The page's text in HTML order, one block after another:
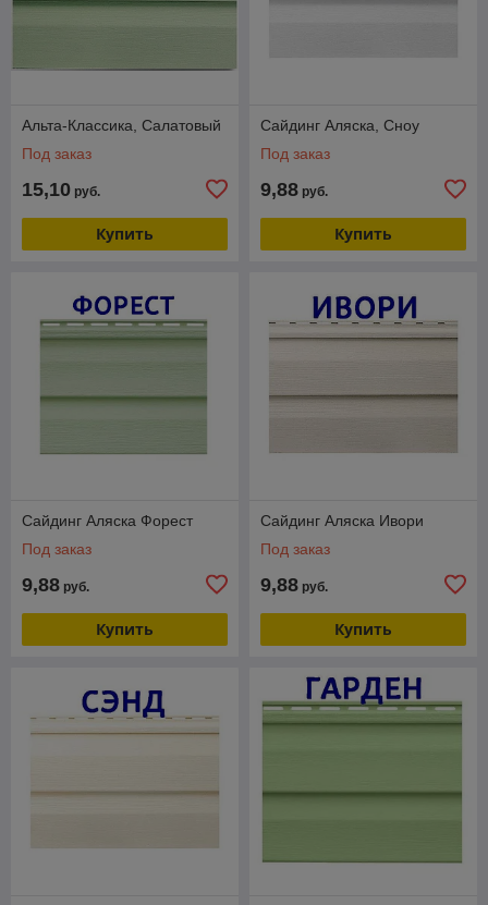
Альта-Классика, Салатовый
Под заказ
15,10 руб.
Купить
Сайдинг Аляска, Сноу
Под заказ
9,88 руб.
Купить
Сайдинг Аляска Форест
Под заказ
9,88 руб.
Купить
Сайдинг Аляска Ивори
Под заказ
9,88 руб.
Купить